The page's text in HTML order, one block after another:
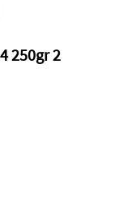
250gr 2